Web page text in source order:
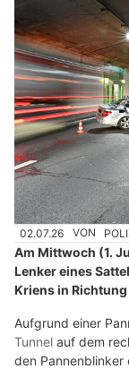
02.07.26 VON
Am Mittwoch (1.
Lenker eines
Kriens in Richtung
Aufgrund einer
Tunnel auf dem
den Pannenblinker